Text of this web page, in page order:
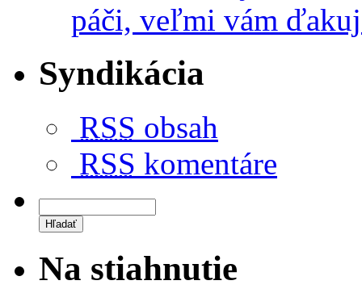
páči, veľmi vám
Syndikácia
RSS obsah
RSS komentáre
Na stiahnutie